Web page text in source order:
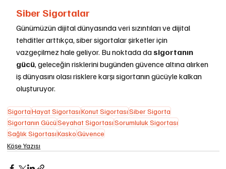
Siber Sigortalar
Günümüzün dijital dünyasında veri sızıntıları ve dijital
tehditler arttıkça, siber sigortalar şirketler için
vazgeçilmez hale geliyor. Bu noktada da sigortanın
gücü, geleceğin risklerini bugünden güvence altına alırken
iş dünyasını olası risklere karşı sigortanın gücüyle kalkan
oluşturuyor.
SigortaHayat SigortasıKonut SigortasıSiber Sigorta
Sigortanın GücüSeyahat SigortasıSorumluluk Sigortası
Sağlık SigortasıKaskoGüvence
Köşe Yazısı